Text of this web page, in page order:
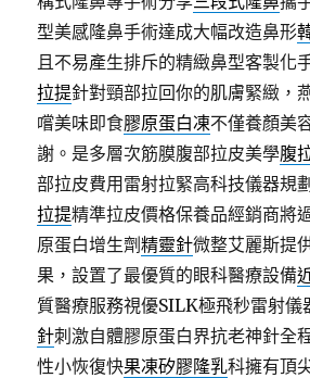
型美感隆鼻手術達成大幅改造鼻形
且不易產生排斥的精緻鼻型客製化
拉提針對頸部拉回你的肌膚緊緻，
嚐美味即食膠原蛋白凍不僅養顏美
謝。是多層次筋膜腹部拉皮美學腹
部拉皮費用雷射拉緊高科技儀器規
拉提精準拉皮價格保養品經銷商將
原蛋白增生劑精靈針微整艾麗斯提
果，設置了最優質的眼科醫療設備
質醫療服務視優SILK極飛秒雷射儀
針刺激自體膠原蛋白界抗老神針全
性小恢復快果凍矽膠隆乳科擁有頂